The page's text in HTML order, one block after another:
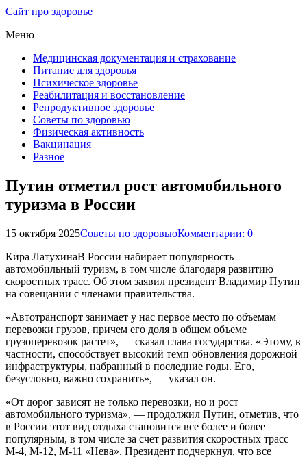
Сайт про здоровье
Меню
Медицинская документация и страхование
Питание для здоровья
Психическое здоровье
Реабилитация и восстановление
Репродуктивное здоровье
Советы по здоровью
Физическая активность
Вакцинация
Разное
Путин отметил рост автомобильного
туризма в России
15 октября 2025Советы по здоровьюКомментарии: 0
Кира ЛатухинаВ России набирает популярность
автомобильный туризм, в том числе благодаря развитию
скоростных трасс. Об этом заявил президент Владимир Путин
на совещании с членами правительства.
«Автотранспорт занимает у нас первое место по объемам
перевозки грузов, причем его доля в общем объеме
грузоперевозок растет», — сказал глава государства. «Этому, в
частности, способствует высокий темп обновления дорожной
инфраструктуры, набранный в последние годы. Его,
безусловно, важно сохранить», — указал он.
«От дорог зависят не только перевозки, но и рост
автомобильного туризма», — продолжил Путин, отметив, что
в России этот вид отдыха становится все более и более
популярным, в том числе за счет развития скоростных трасс
М-4, М-12, М-11 «Нева». Президент подчеркнул, что все